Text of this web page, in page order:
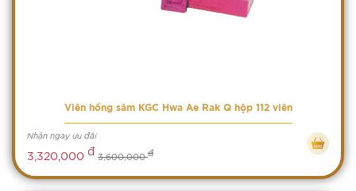
Viên hồng sâm KGC Hwa Ae Rak Q hộp 112 viên
Nhận ngay ưu đãi
3,320,000 đ 3,600,000đ